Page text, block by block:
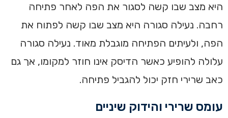
היא מצב שבו קשה לסגור את הפה לאחר פתיחה
רחבה. נעילה סגורה היא מצב שבו קשה לפתוח את
הפה, ולעיתים הפתיחה מוגבלת מאוד. נעילה סגורה
עלולה להופיע כאשר הדיסק אינו חוזר למקומו, אך גם
כאב שרירי חזק יכול להגביל פתיחה.
עומס שרירי והידוק שיניים